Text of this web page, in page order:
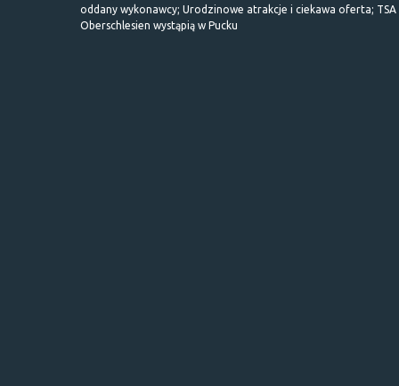
oddany wykonawcy; Urodzinowe atrakcje i ciekawa oferta; TSA
Oberschlesien wystąpią w Pucku